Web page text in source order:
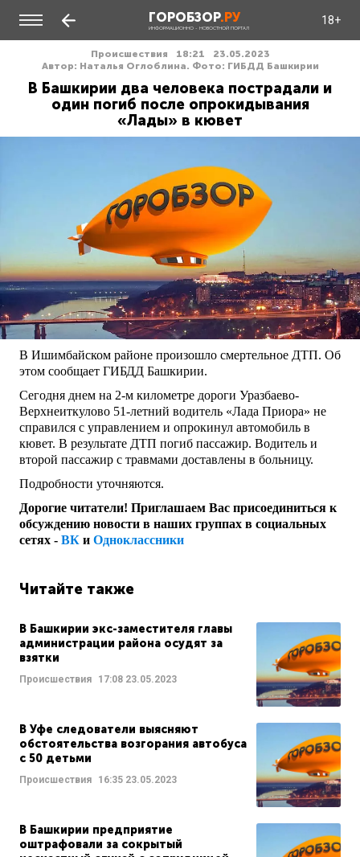
ГОРОБЗОР.РУ
ИНФОРМАЦИОННО - НОВОСТНОЙ ПОРТАЛ
18+
Происшествия 18:21
23.05.2023
Автор: Наталья Оглоблина. Фото: ГИБДД Башкирии
В Башкирии два человека пострадали и
один погиб после опрокидывания
«Лады» в кювет
В Ишимбайском районе произошло смертельное ДТП. Об
этом сообщает ГИБДД Башкирии.
Сегодня днем на 2-м километре дороги Уразбаево-
Верхнеиткулово 51-летний водитель «Лада Приора» не
справился с управлением и опрокинул автомобиль в
кювет. В результате ДТП погиб пассажир. Водитель и
второй пассажир с травмами доставлены в больницу.
Подробности уточняются.
Дорогие читатели! Приглашаем Вас присоединиться к
обсуждению новости в наших группах в социальных
сетях - ВК и Одноклассники
Читайте также
В Башкирии экс-заместителя главы
администрации района осудят за
взятки
Происшествия 17:08 23.05.2023
В Уфе следователи выясняют
обстоятельства возгорания автобуса
с 50 детьми
Происшествия 16:35 23.05.2023
В Башкирии предприятие
оштрафовали за сокрытый